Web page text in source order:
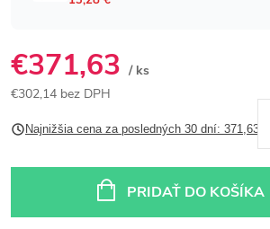
€371,63 / ks
€302,14 bez DPH
cena:Najnižšia cena za posledných 30 dní: 371,63 €
PRIDAŤ DO KOŠÍKA